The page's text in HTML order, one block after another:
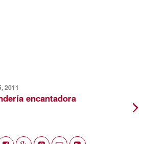
2011
encantadora